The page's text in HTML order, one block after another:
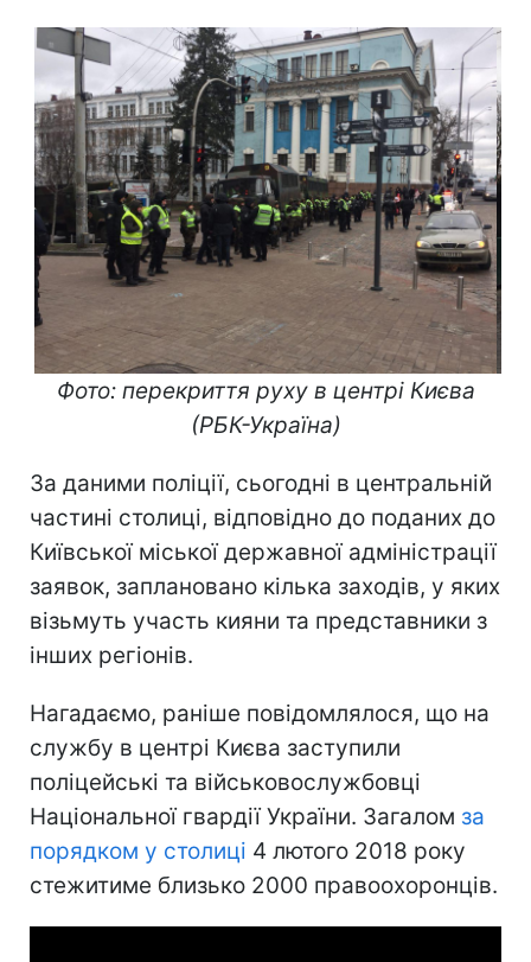
Фото: перекриття руху в центрі Києва
(РБК-Україна)
За даними поліції, сьогодні в центральній
частині столиці, відповідно до поданих до
Київської міської державної адміністрації
заявок, заплановано кілька заходів, у яких
візьмуть участь кияни та представники з
інших регіонів.
Нагадаємо, раніше повідомлялося, що на
службу в центрі Києва заступили
поліцейські та військовослужбовці
Національної гвардії України. Загалом за
порядком у столиці 4 лютого 2018 року
стежитиме близько 2000 правоохоронців.